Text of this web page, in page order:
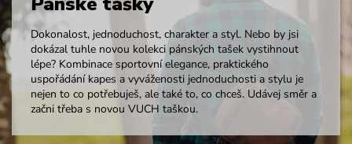
Dokonalost, jednoduchost, charakter a styl. Nebo by jsi
dokázal tuhle novou kolekci pánských tašek vystihnout
lépe? Kombinace sportovní elegance, praktického
uspořádání kapes a vyváženosti jednoduchosti a stylu je
nejen to co potřebuješ, ale také to, co chceš. Udávej směr a
začni třeba s novou VUCH taškou.